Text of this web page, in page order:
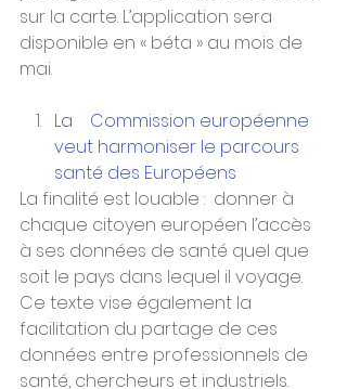
sur la carte. L’application sera
disponible en « béta » au mois de
mai.
La    Commission européenne
veut harmoniser le parcours
santé des Européens
La finalité est louable :  donner à
chaque citoyen européen l’accès
à ses données de santé quel que
soit le pays dans lequel il voyage.
Ce texte vise également la
facilitation du partage de ces
données entre professionnels de
santé, chercheurs et industriels.